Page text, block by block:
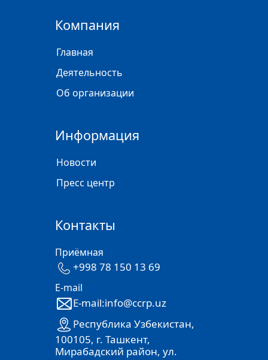
Компания
Главная
Деятельность
Об организации
Информация
Новости
Пресс центр
Контакты
Приёмная
+998 78 150 13 69
E-mail
E-mail:info@ccrp.uz
Республика Узбекистан,
100105, г. Ташкент,
Мирабадский район, ул.